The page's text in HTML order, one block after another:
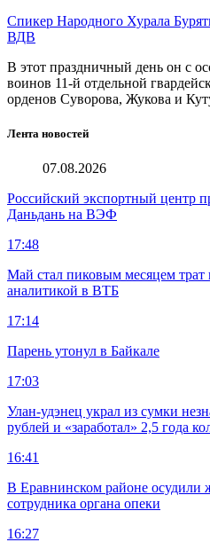
Спикер Народного Хурала
ВДВ
В этот праздничный день он с
воинов 11-й отдельной
орденов Суворова, Жукова и
Лента новостей
07.08.2026
Российский экспортный центр
Даньдань на ВЭФ
17:48
Май стал пиковым месяцем трат
аналитикой в ВТБ
17:14
Парень утонул в Байкале
17:03
Улан-удэнец украл из сумки
рублей и «заработал» 2,5 года
16:41
В Еравнинском районе
сотрудника органа опеки
16:27